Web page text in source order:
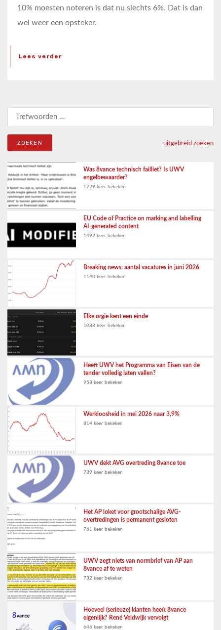
10% moesten noteren is dat nu slechts 6%. Dat is dan
wel weer een opsteker.
Lees verder
Zoeken naar:
uitgebreid zoeken
Was 8vance technisch failliet? Is UWV
engelbewaarder?
1729 keer bekeken
EU Code of Practice on marking and labelling
AI-generated content
1492 keer bekeken
Breaking news: aantal vacatures in juni 2026
1140 keer bekeken
Elke orgie kent een einde
1088 keer bekeken
Heeft UWV het Programma van Eisen van de
tender volledig laten vallen?
958 keer bekeken
Werkloosheid in mei 2026 naar 3,9%
814 keer bekeken
UWV dekt AVG overtreding 8vance toe
789 keer bekeken
Het AP loket voor grootschalige AVG-
overtredingen is permanent gesloten
761 keer bekeken
UWV zegt niets van normbrief van AP aan
8vance af te weten
732 keer bekeken
Hoeveel (serieuze) klanten heeft 8vance
eigenlijk? René Veldwijk vervolgt
646 keer bekeken